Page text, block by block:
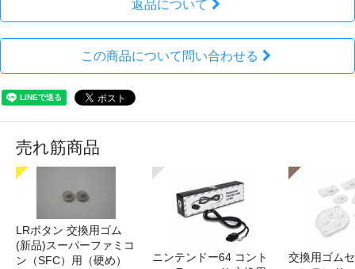
返品について
この商品について問い合わせる
売れ筋商品
LRボタン 交換用ゴム
(新品)スーパーファミコ
ン（SFC）用（硬め）
ニンテンドー64 コント
交換用ゴム